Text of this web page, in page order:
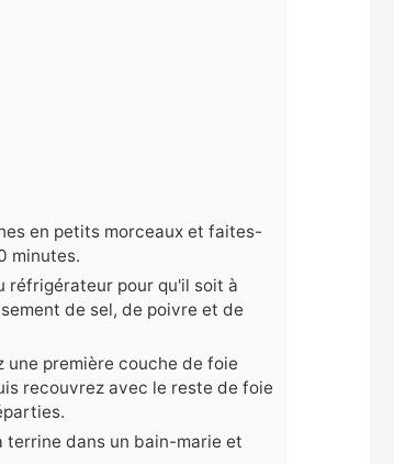
en petits morceaux et faites-
minutes.
réfrigérateur pour qu'il soit à
de sel, de poivre et de
une première couche de foie
recouvrez avec le reste de foie
terrine dans un bain-marie et